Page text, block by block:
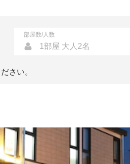
部屋数/人数
1部屋 大人2名
さい。